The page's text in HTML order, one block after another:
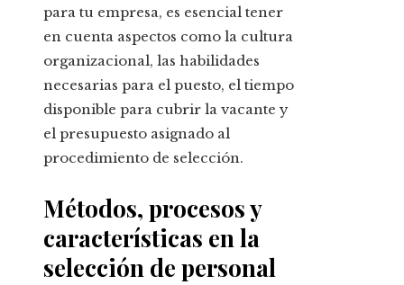
para tu empresa, es esencial tener
en cuenta aspectos como la cultura
organizacional, las habilidades
necesarias para el puesto, el tiempo
disponible para cubrir la vacante y
el presupuesto asignado al
procedimiento de selección.
Métodos, procesos y
características en la
selección de personal